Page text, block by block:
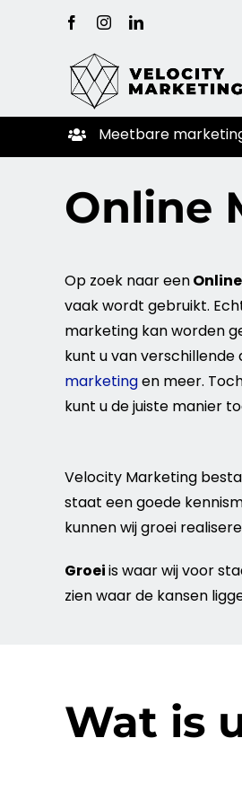
FacebookInstagramLinkedIn
Meetbare
Online
Op zoek naar eenOnline
vaak wordt gebruikt.
marketingkan worden
kunt u van verschillende
marketingen meer.
kunt u de juiste manier
Velocity Marketing
staat een goede
kunnen wij groei
Groeiis waar wij voor
zien waar de kansen
Wat is